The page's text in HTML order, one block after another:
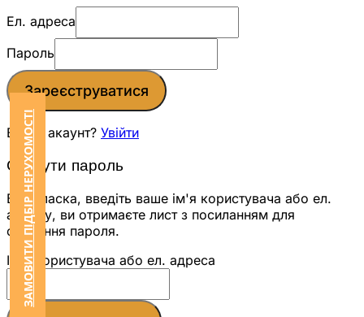
ЗАМОВИТИ ПІДБІР НЕРУХОМОСТІ
Ел. адреса
Пароль
Зареєструватися
Вже є акаунт? Увійти
Скинути пароль
Будь ласка, введіть ваше ім'я користувача або ел.
адресу, ви отримаєте лист з посиланням для
скидання пароля.
Ім'я користувача або ел. адреса